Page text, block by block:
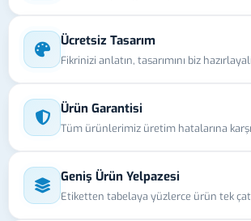
Ücretsiz Tasarım
Fikrinizi anlatın, tasarımını biz
Ürün Garantisi
Tüm ürünlerimiz üretim hatalarına
Geniş Ürün Yelpazesi
Etiketten tabelaya yüzlerce ürün tek